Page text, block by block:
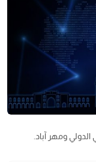
ومهر آباد.